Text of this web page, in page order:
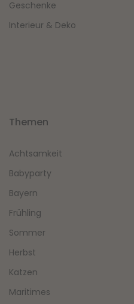
Geschenke
Interieur & Deko
Themen
Achtsamkeit
Babyparty
Bayern
Frühling
Sommer
Herbst
Katzen
Maritimes